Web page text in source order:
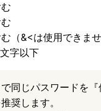
（&<は使用できませ
字以下
同じパスワードを『
奨します。